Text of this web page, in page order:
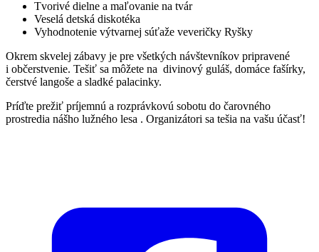
Tvorivé dielne a maľovanie na tvár
Veselá detská diskotéka
Vyhodnotenie výtvarnej súťaže veveričky Ryšky
Okrem skvelej zábavy je pre všetkých návštevníkov pripravené
i občerstvenie. Tešiť sa môžete na divinový guláš, domáce fašírky,
čerstvé langoše a sladké palacinky.
Príďte prežiť príjemnú a rozprávkovú sobotu do čarovného
prostredia nášho lužného lesa . Organizátori sa tešia na vašu účasť!